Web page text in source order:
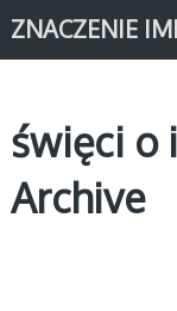
ZNACZENIE
święci o
Archive